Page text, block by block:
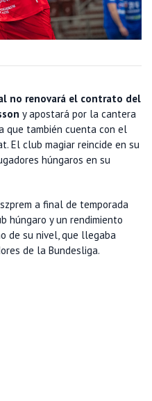
no renovará el contrato del
y apostará por la cantera
que también cuenta con el
El club magiar reincide en su
húngaros en su
a final de temporada
húngaro y un rendimiento
de su nivel, que llegaba
de la Bundesliga.